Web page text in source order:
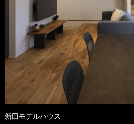
新田モデルハウス